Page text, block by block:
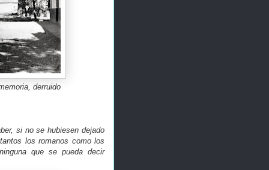
derruido
si no se hubiesen dejado
los romanos como los
que se pueda decir